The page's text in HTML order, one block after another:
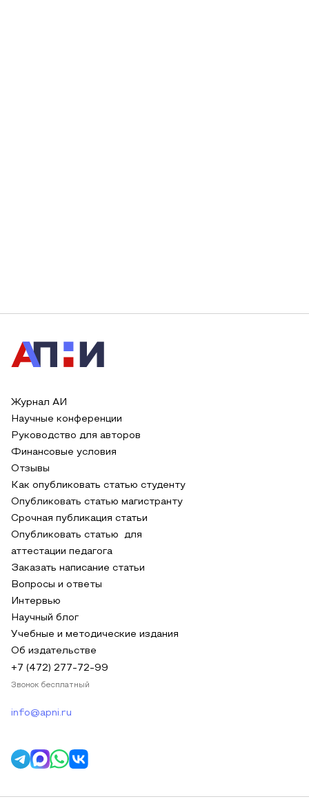
Журнал АИ
Научные конференции
Руководство для авторов
Финансовые условия
Отзывы
Как опубликовать статью студенту
Опубликовать статью магистранту
Срочная публикация статьи
Опубликовать статью для
аттестации педагога
Заказать написание статьи
Вопросы и ответы
Интервью
Научный блог
Учебные и методические издания
Об издательстве
+7 (472) 277-72-99
Звонок бесплатный
info@apni.ru